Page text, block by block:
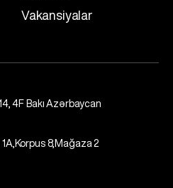
Vakansiyalar
4F Bakı Azərbaycan
8,Mağaza 2